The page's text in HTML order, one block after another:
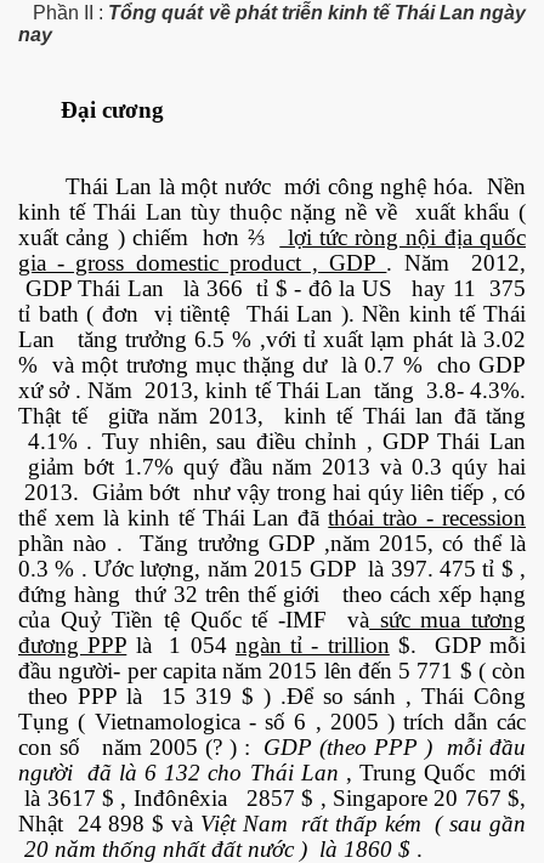
Phần II : Tổng quát về phát triễn kinh tế Thái Lan ngày
nay
Đại cương
Thái Lan là một nước mới công nghệ hóa. Nền
kinh tế Thái Lan tùy thuộc nặng nề về xuất khẩu (
xuất cảng ) chiếm hơn ⅔
lợi tức ròng nội địa quốc
gia - gross domestic product , GDP . Năm 2012,
GDP Thái Lan là 366 tỉ $ - đô la US hay 11 375
tỉ bath ( đơn vị tiềntệ Thái Lan ). Nền kinh tế Thái
Lan tăng trưởng 6.5 % ,với tỉ xuất lạm phát là 3.02
% và một trương mục thặng dư là 0.7 % cho GDP
xứ sở . Năm 2013, kinh tế Thái Lan tăng 3.8- 4.3%.
Thật tế giữa năm 2013, kinh tế Thái lan đã tăng
4.1% . Tuy nhiên, sau điều chỉnh , GDP Thái Lan
giảm bớt 1.7% quý đầu năm 2013 và 0.3 qúy hai
2013. Giảm bớt như vậy trong hai qúy liên tiếp , có
thể xem là kinh tế Thái Lan đãthóai trào - recession
phần nào . Tăng trưởng GDP ,năm 2015, có thể là
0.3 % . Ước lượng, năm 2015 GDP là 397. 475 tỉ $ ,
đứng hàng thứ 32 trên thế giới theo cách xếp hạng
của Quỷ Tiền tệ Quốc tế -IMF và sức mua tương
đương PPP là 1 054 ngàn tỉ - trillion $. GDP mỗi
đầu người- per capita năm 2015 lên đến 5 771 $ ( còn
theo PPP là 15 319 $ ) .Để so sánh , Thái Công
Tụng ( Vietnamologica - số 6 , 2005 ) trích dẫn các
con số năm 2005 (? ) : GDP (theo PPP ) mỗi đầu
người đã là 6 132 cho Thái Lan , Trung Quốc mới
là 3617 $ , Inđônêxia 2857 $ , Singapore 20 767 $,
Nhật 24 898 $ và Việt Nam rất thấp kém ( sau gần
20 năm thống nhất đất nước ) là 1860 $ .
núp